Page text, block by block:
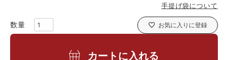
手提げ袋について
お気に入りに登録
カートに入れる